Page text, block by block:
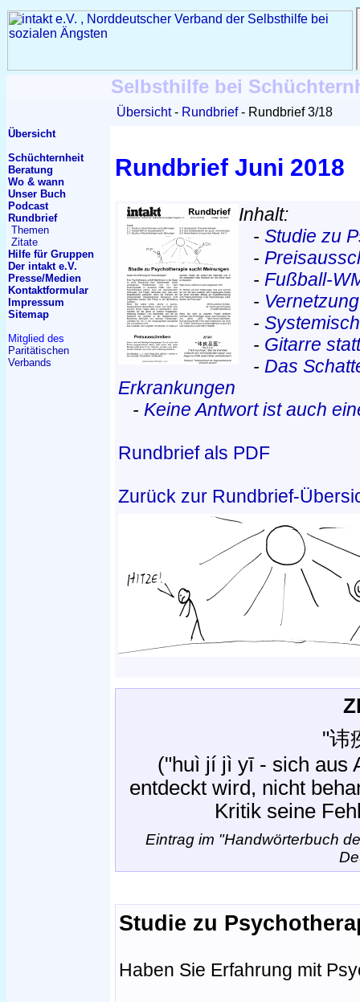
Selbsthilfe bei
Übersicht Rundbrief Rundbrief 3/18
Übersicht
Schüchternheit
Beratung
Wo & wann
Unser Buch
Podcast
Rundbrief
Themen
Zitate
Hilfe für Gruppen
Der intakt e.V.
Presse/Medien
Kontaktformular
Impressum
Sitemap
Mitglied des
Paritätischen
Verbands
Rundbrief Juni 2018
Inhalt:
- Studie zu
-
- Fußball-
- Vernetzung
-
- Gitarre
- Das
Erkrankungen
- Keine Antwort ist auch
Rundbrief als PDF
Zurück zur Rundbrief-
"讳
("huì jí jì yī - sich aus
entdeckt wird, nicht
Kritik seine
Eintrag im "Handwörterbuch
Studie zu
Haben Sie Erfahrung mit